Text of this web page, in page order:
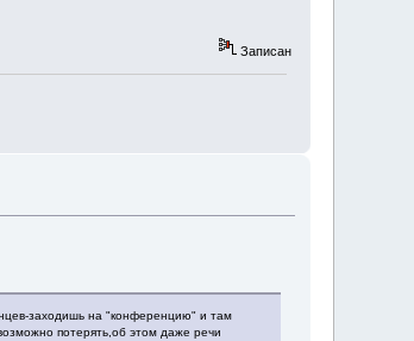
Записан
заходишь на "конференцию" и там
потерять,об этом даже речи